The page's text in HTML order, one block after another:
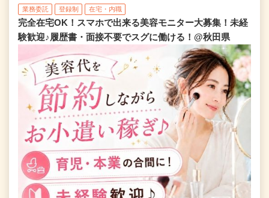
業務委託 登録制 在宅・内職
完全在宅OK！スマホで出来る美容モニター大募集！未経
験歓迎♪履歴書・面接不要でスグに働ける！@秋田県